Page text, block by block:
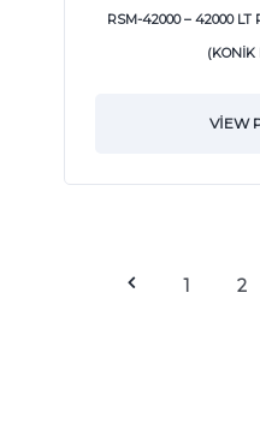
RSM-42000 – 42000 LT
(KONİK
VIEW
1 2